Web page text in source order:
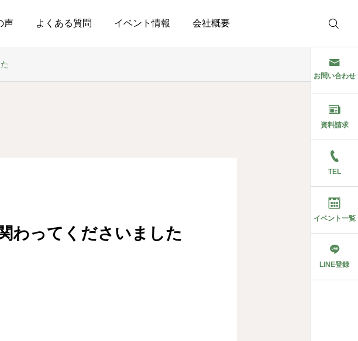
声 よくある質問 イベント情報 会社概要
お問い合わせ
資料請求
TEL
イベント一覧
LINE登録
わってくださいました